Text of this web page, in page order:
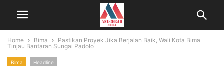
Home Bima
Pastikan Proyek Jika Berjalan Baik, Wali Kota Bima
Tinjau Bantaran Sungai Padolo
Bima Headline